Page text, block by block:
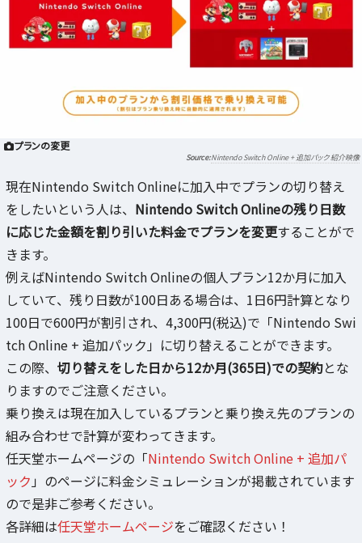
プランの変更
Nintendo Switch Online + 追加パック 紹介映像
現在Nintendo Switch Onlineに加入中でプランの切り替え
をしたいという人は、 Nintendo Switch Onlineの残り日数
に応じた金額を割り引いた料金でプランを変更することがで
きます。
例えばNintendo Switch Onlineの個人プラン12か月に加入
していて、残り日数が100日ある場合は、1日6円計算となり
100日で600円が割引され、4,300円(税込)で「Nintendo Swi
tch Online + 追加パック」に切り替えることができます。
この際、 切り替えをした日から12か月(365日)での契約とな
りますのでご注意ください。
乗り換えは現在加入しているプランと乗り換え先のプランの
組み合わせで計算が変わってきます。
任天堂ホームページの「Nintendo Switch Online + 追加パ
ック 」のページに料金シミュレーションが掲載されています
ので是非ご参考ください。
各詳細は任天堂ホームページをご確認ください！